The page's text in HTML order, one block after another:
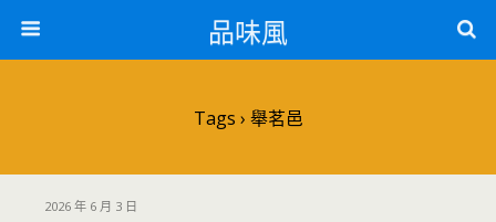
品味風
Tags › 舉茗邑
2026 年 6 月 3 日